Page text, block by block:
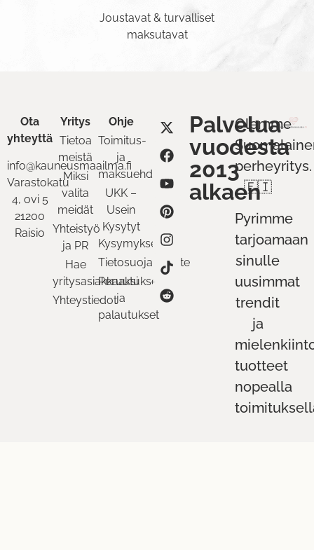
Joustavat & turvalliset
maksutavat
Ota
yhteyttä
info@kauneusmaailma.fi
Varastokatu
4, ovi 5
21200
Raisio
Yritys
Tietoa
meistä
Miksi
valita
meidät
Yhteistyö
ja PR
Hae
yritysasiakkaaksi
Yhteystiedot
Ohje
Toimitus-
ja
maksuehdot
UKK –
Usein
Kysytyt
Kysymykset
Tietosuojaseloste
Peruutukset
ja
palautukset
Palvelua
vuodesta
2013
alkaen
Olemme
perheyritys.
🇫🇮
Pyrimme
tarjoamaan
sinulle
uusimmat
trendit
ja
tuotteet
nopealla